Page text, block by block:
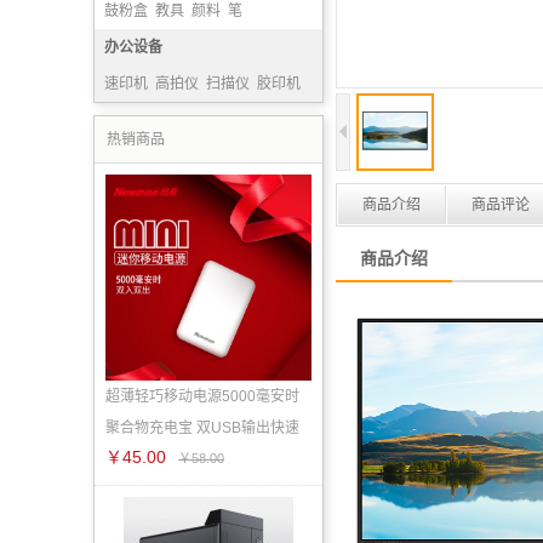
鼓粉盒 教具 颜料 笔
办公设备
速印机 高拍仪 扫描仪 胶印机
热销商品
超薄轻巧移动电源5000毫安时
聚合物充电宝 双USB输出快速
￥45.00 ￥58.00
商品介绍 商品评论
商品介绍